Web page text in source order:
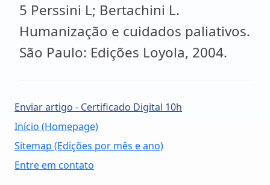
5 Perssini L; Bertachini L.
Humanização e cuidados paliativos.
São Paulo: Edições Loyola, 2004.
Enviar artigo - Certificado Digital 10h
Início (Homepage)
Sitemap (Edições por mês e ano)
Entre em contato